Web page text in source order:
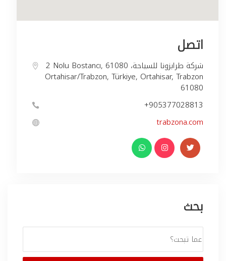
اتصل
2 Nolu Bostancı, شركة طرابزونا للسياحة، 61080
Ortahisar/Trabzon, Türkiye, Ortahisar, Trabzon
61080
+905377028813
trabzona.com
بحث